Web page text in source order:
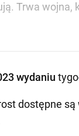
Trwa
wydaniu
dostępne